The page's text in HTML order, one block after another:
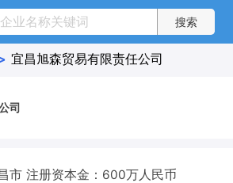
宜昌旭森贸易有限责任公司
司
市 注册资本金：600万人民币